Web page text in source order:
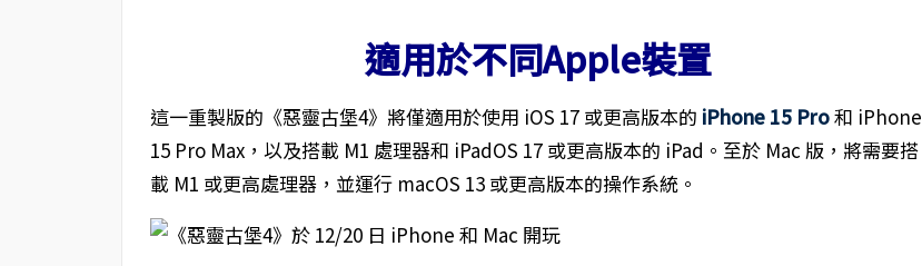
適用於不同Apple裝置
這一重製版的《惡靈古堡4》將僅適用於使用 iOS 17 或更高版本的 iPhone 15 Pro和 iPhone
15 Pro Max，以及搭載 M1 處理器和 iPadOS 17 或更高版本的 iPad。至於 Mac 版，將需要搭
載 M1 或更高處理器，並運行 macOS 13 或更高版本的操作系統。